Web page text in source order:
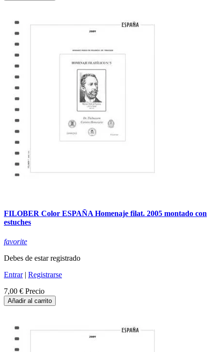
FILOBER Color ESPAÑA Homenaje filat. 2005 montado con
estuches
favorite
Debes de estar registrado
Entrar| Registrarse
7,00 € Precio
Añadir al carrito